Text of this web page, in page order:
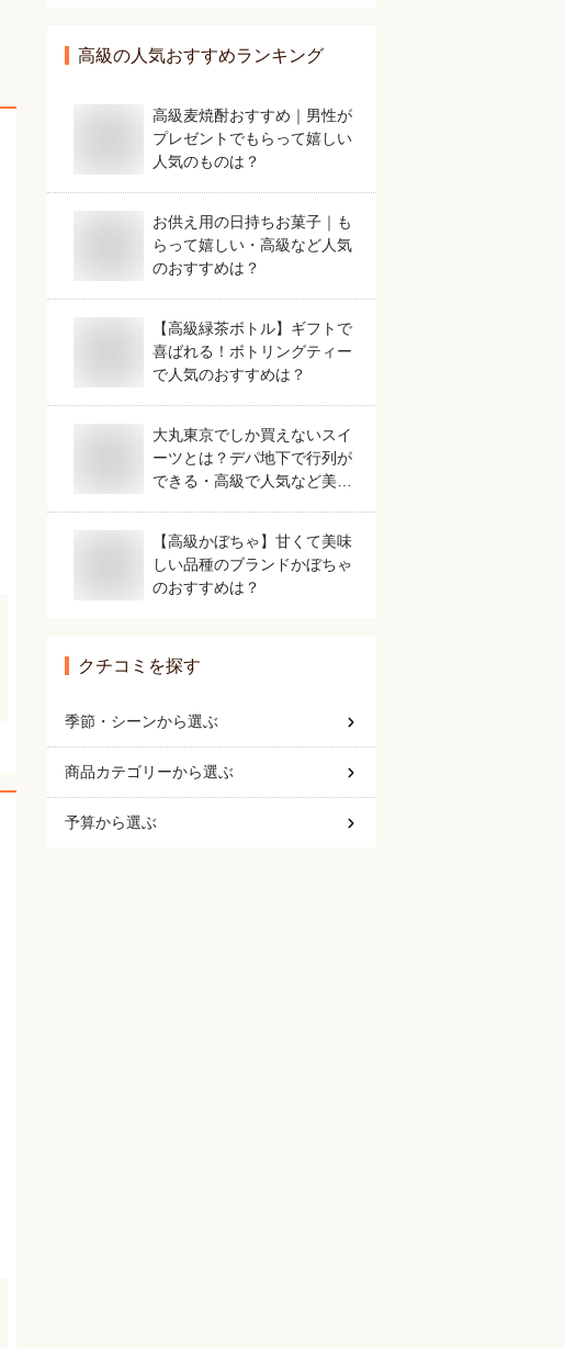
高級の人気おすすめランキング
高級麦焼酎おすすめ｜男性が
プレゼントでもらって嬉しい
人気のものは？
お供え用の日持ちお菓子｜も
らって嬉しい・高級など人気
のおすすめは？
【高級緑茶ボトル】ギフトで
喜ばれる！ボトリングティー
で人気のおすすめは？
大丸東京でしか買えないスイ
ーツとは？デパ地下で行列が
できる・高級で人気など美味
【高級かぼちゃ】甘くて美味
しい品種のブランドかぼちゃ
のおすすめは？
クチコミを探す
季節・シーンから選ぶ
商品カテゴリーから選ぶ
予算から選ぶ